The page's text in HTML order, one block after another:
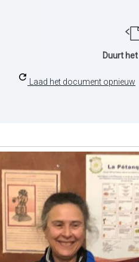
Duurt
Laad het document opnieuw